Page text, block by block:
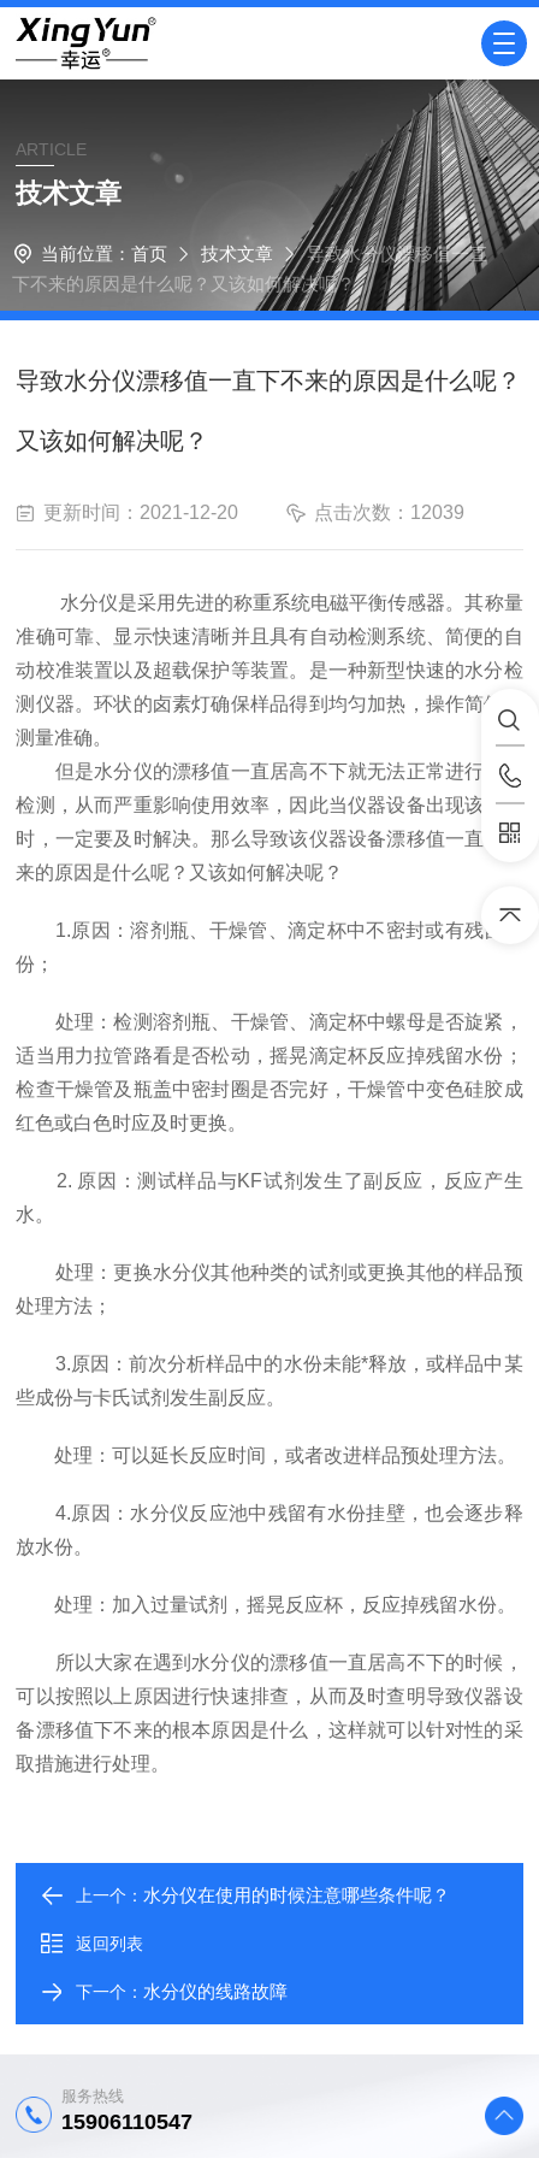
ARTICLE
技术文章
当前位置： 首页 技术文章
导致水分仪漂移值一直
下不来的原因是什么呢？又该如何解决呢？
导致水分仪漂移值一直下不来的原因是什么呢？
又该如何解决呢？
更新时间：2021-12-20 点击次数：12039
水分仪是采用先进的称重系统电磁平衡传感器。其称量
准确可靠、显示快速清晰并且具有自动检测系统、简便的自
动校准装置以及超载保护等装置。是一种新型快速的水分检
测仪器。环状的卤素灯确保样品得到均匀加热，操作简便、
测量准确。
但是水分仪的漂移值一直居高不下就无法正常进行使用
检测，从而严重影响使用效率，因此当仪器设备出现该问题
时，一定要及时解决。那么导致该仪器设备漂移值一直下不
来的原因是什么呢？又该如何解决呢？
1.原因：溶剂瓶、干燥管、滴定杯中不密封或有残留水
份；
处理：检测溶剂瓶、干燥管、滴定杯中螺母是否旋紧，
适当用力拉管路看是否松动，摇晃滴定杯反应掉残留水份；
检查干燥管及瓶盖中密封圈是否完好，干燥管中变色硅胶成
红色或白色时应及时更换。
2. 原因：测试样品与KF试剂发生了副反应，反应产生
水。
处理：更换水分仪其他种类的试剂或更换其他的样品预
处理方法；
3.原因：前次分析样品中的水份未能*释放，或样品中某
些成份与卡氏试剂发生副反应。
处理：可以延长反应时间，或者改进样品预处理方法。
4.原因：水分仪反应池中残留有水份挂壁，也会逐步释
放水份。
处理：加入过量试剂，摇晃反应杯，反应掉残留水份。
所以大家在遇到水分仪的漂移值一直居高不下的时候，
可以按照以上原因进行快速排查，从而及时查明导致仪器设
备漂移值下不来的根本原因是什么，这样就可以针对性的采
取措施进行处理。
上一个： 水分仪在使用的时候注意哪些条件呢？
返回列表
下一个： 水分仪的线路故障
服务热线
15906110547